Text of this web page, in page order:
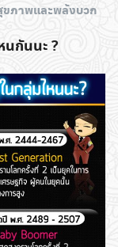
ขภาพและพลังบวก
กันนะ ?